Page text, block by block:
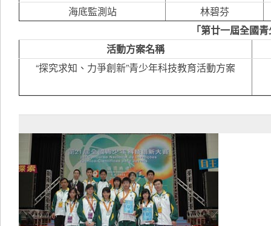
海底監測站
林碧芬
「第廿一屆全國
活動方案名稱
“探究求知、力爭創新”青少年科技教育活動方案